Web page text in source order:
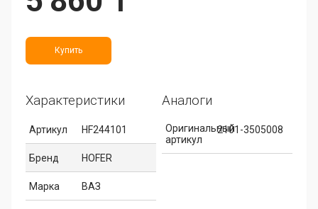
Купить
Характеристики
Артикул HF244101
Бренд HOFER
Марка ВАЗ
Аналоги
Оригинальный
артикул
2101-3505008